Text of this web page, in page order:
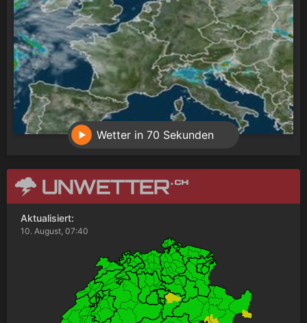
Wetter in 70 Sekunden
Aktualisiert:
10. August, 07:40